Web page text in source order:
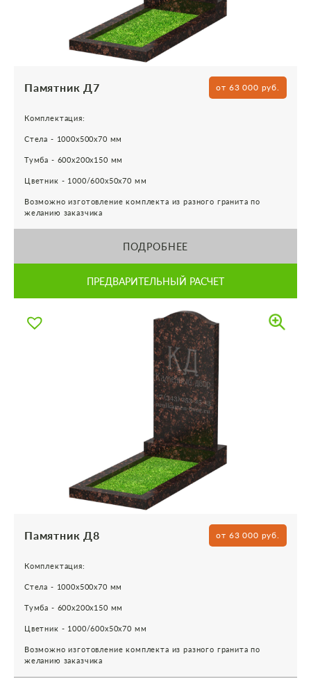
Памятник Д7 от 63 000 руб.
Комплектация:
Стела - 1000х500х70 мм
Тумба - 600х200х150 мм
Цветник - 1000/600х50х70 мм
Возможно изготовление комплекта из разного гранита по
желанию заказчика
ПОДРОБНЕЕ
ПРЕДВАРИТЕЛЬНЫЙ РАСЧЕТ
Памятник Д8 от 63 000 руб.
Комплектация:
Стела - 1000х500х70 мм
Тумба - 600х200х150 мм
Цветник - 1000/600х50х70 мм
Возможно изготовление комплекта из разного гранита по
желанию заказчика